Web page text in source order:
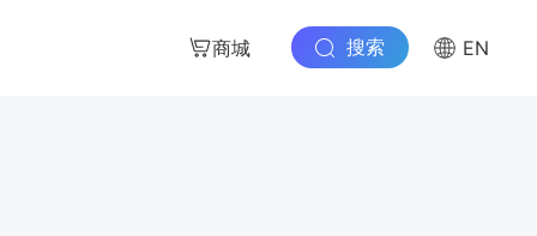
商城 搜索 EN